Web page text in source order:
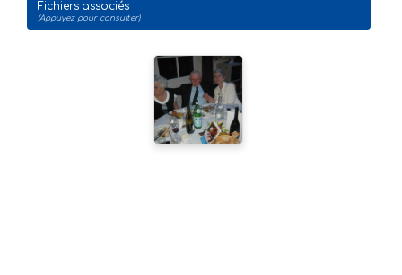
Fichiers associés
(Appuyez pour consulter)